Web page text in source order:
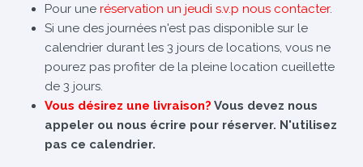
Pour une réservation un jeudi s.v.p nous contacter.
Si une des journées n'est pas disponible sur le
calendrier durant les 3 jours de locations, vous ne
pourez pas profiter de la pleine location cueillette
de 3 jours.
Vous désirez une livraison? Vous devez nous
appeler ou nous écrire pour réserver. N'utilisez
pas ce calendrier.